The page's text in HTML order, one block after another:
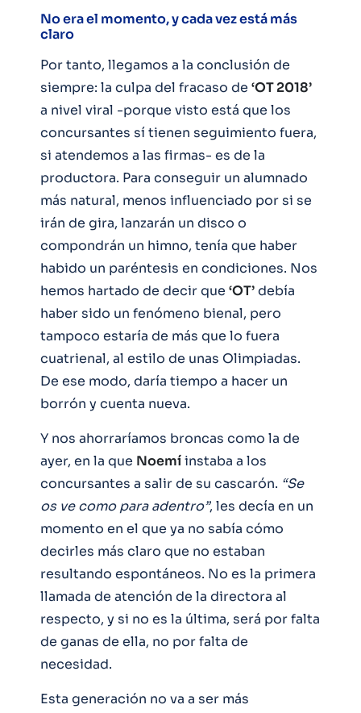
No era el momento, y cada vez está más
claro
Por tanto, llegamos a la conclusión de
siempre: la culpa del fracaso de ‘OT 2018’
a nivel viral -porque visto está que los
concursantes sí tienen seguimiento fuera,
si atendemos a las firmas- es de la
productora. Para conseguir un alumnado
más natural, menos influenciado por si se
irán de gira, lanzarán un disco o
compondrán un himno, tenía que haber
habido un paréntesis en condiciones. Nos
hemos hartado de decir que ‘OT’debía
haber sido un fenómeno bienal, pero
tampoco estaría de más que lo fuera
cuatrienal, al estilo de unas Olimpiadas.
De ese modo, daría tiempo a hacer un
borrón y cuenta nueva.
Y nos ahorraríamos broncas como la de
ayer, en la que Noemíinstaba a los
concursantes a salir de su cascarón. “Se
os ve como para adentro”, les decía en un
momento en el que ya no sabía cómo
decirles más claro que no estaban
resultando espontáneos. No es la primera
llamada de atención de la directora al
respecto, y si no es la última, será por falta
de ganas de ella, no por falta de
necesidad.
Esta generación no va a ser más